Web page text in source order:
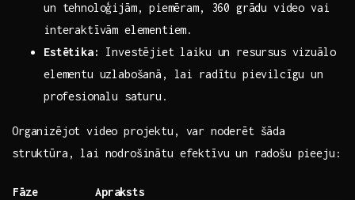
un tehnoloģijām, ⁣piemēram, 360 grādu video vai
interaktīvām elementiem.
Estētika:
Investējiet laiku un resursus vizuālo
elementu uzlabošanā, lai radītu pievilcīgu un
⁤profesionalu saturu.
Organizējot video projektu, var‍ noderēt šāda
struktūra, lai nodrošinātu efektīvu un radošu pieeju:
Fāze Apraksts